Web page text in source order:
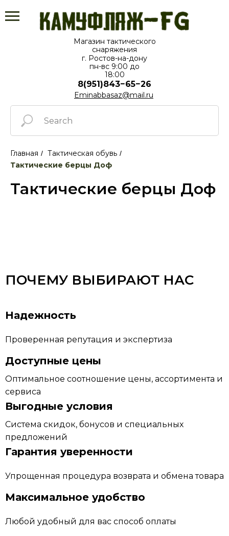
Магазин тактического
снаряжения
г. Ростов-на-дону
пн-вс⁠ 9:00 до
18:00
Eminabbasaz@mail.ru
8(951)843−65−26
Главная / Тактическая обувь /
Тактические берцы Доф
Тактические берцы Доф
ПОЧЕМУ ВЫБИРАЮТ НАС
Надежность
Проверенная репутация и экспертиза
Доступные цены
Оптимальное соотношение цены, ассортимента и
сервиса
Выгодные условия
Система скидок, бонусов и специальных
предложений
Гарантия уверенности
Упрощенная процедура возврата и обмена товара
Максимальное удобство
Любой удобный для вас способ оплаты